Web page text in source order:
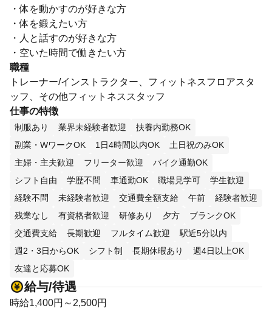
・体を動かすのが好きな方
・体を鍛えたい方
・人と話すのが好きな方
・空いた時間で働きたい方
職種
トレーナー/インストラクター、フィットネスフロアスタ
ッフ、その他フィットネススタッフ
仕事の特徴
制服あり 業界未経験者歓迎
扶養内勤務OK
副業・WワークOK
1日4時間以内OK
土日祝のみOK
主婦・主夫歓迎
フリーター歓迎
バイク通勤OK
シフト自由
学歴不問 車通勤OK 職場見学可
学生歓迎
経験不問
未経験者歓迎 交通費全額支給 午前
経験者歓迎
残業なし
有資格者歓迎 研修あり 夕方
ブランクOK
交通費支給
長期歓迎 フルタイム歓迎
駅近5分以内
週2・3日からOK
シフト制 長期休暇あり
週4日以上OK
友達と応募OK
給与/待遇
時給1,400円～2,500円